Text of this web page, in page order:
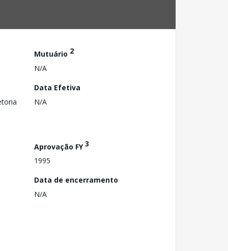
Mutuário 2
N/A
Data Efetiva
N/A
Aprovação FY3
1995
Data de encerramento
N/A